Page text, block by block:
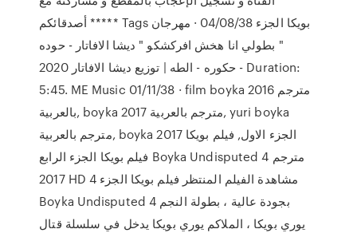
أصدقائكم ***** Tags بويكا الجزء 04/08/38 · مهرجان
" بطولي انا هخش افركشكو " ديشا الافاتار - حوده
حكوره - الطه | توزيع ديشا الافاتار 2020 - Duration:
5:45. ME Music 01/11/38 · film boyka 2016 مترجم
بالعربية, boyka 2017 مترجم بالعربية, yuri boyka
مترجم بالعربية, boyka الجزء الاول, فيلم بويكا 2017
فيلم بويكا الجزء الرابع Boyka Undisputed 4 مترجم
2017 HD مشاهدة الفيلم المنتظر فيلم بويكا الجزء 4
Boyka Undisputed 4 بجودة عالية ، بطولة النجم
يوري بويكا ، الملاكم يوري بويكا يدخل في سلسلة قتال